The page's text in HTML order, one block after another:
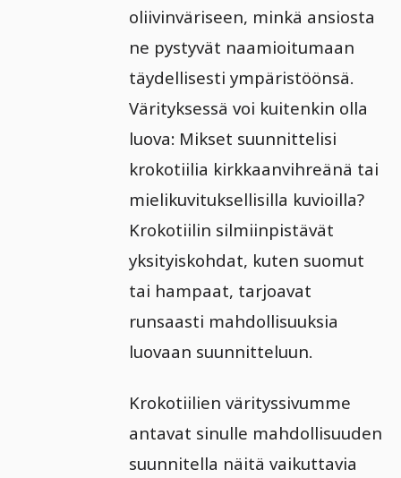
oliivinväriseen, minkä ansiosta
ne pystyvät naamioitumaan
täydellisesti ympäristöönsä.
Värityksessä voi kuitenkin olla
luova: Mikset suunnittelisi
krokotiilia kirkkaanvihreänä tai
mielikuvituksellisilla kuvioilla?
Krokotiilin silmiinpistävät
yksityiskohdat, kuten suomut
tai hampaat, tarjoavat
runsaasti mahdollisuuksia
luovaan suunnitteluun.
Krokotiilien värityssivumme
antavat sinulle mahdollisuuden
suunnitella näitä vaikuttavia